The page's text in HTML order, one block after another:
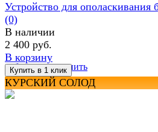
избранное сравнить
Устройство для
(0)
В наличии
2 400 руб.
В корзину
КУРСКИЙ СОЛОД